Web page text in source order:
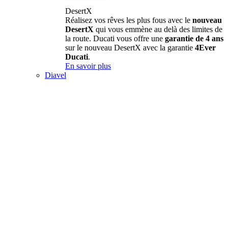
DesertX
Réalisez vos rêves les plus fous avec le nouveau
DesertX qui vous emmène au delà des limites de
la route. Ducati vous offre une garantie de 4 ans
sur le nouveau DesertX avec la garantie 4Ever
Ducati.
En savoir plus
Diavel